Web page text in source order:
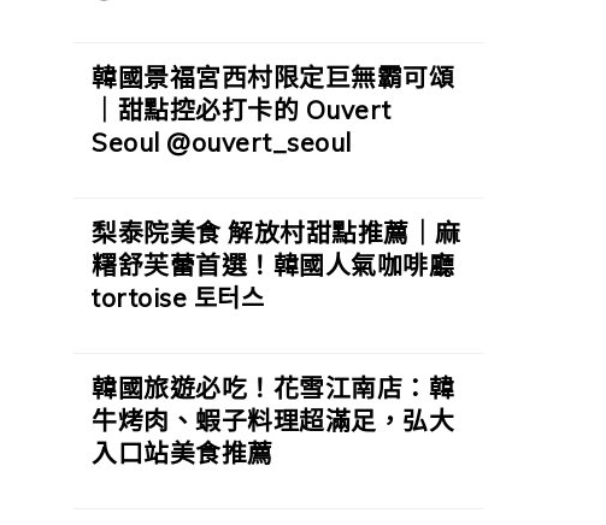
韓國景福宮西村限定巨無霸可頌
｜甜點控必打卡的 Ouvert
Seoul @ouvert_seoul
梨泰院美食 解放村甜點推薦｜麻
糬舒芙蕾首選！韓國人氣咖啡廳
tortoise 토터스
韓國旅遊必吃！花雪江南店：韓
牛烤肉、蝦子料理超滿足，弘大
入口站美食推薦